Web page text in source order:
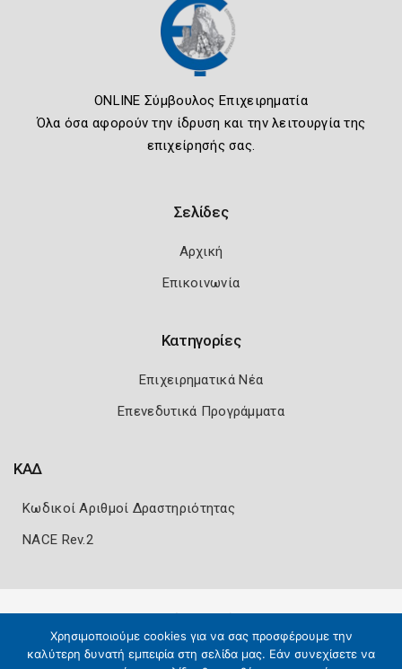
ONLINE Σύμβουλος Επιχειρηματία
Όλα όσα αφορούν την ίδρυση και την λειτουργία της
επιχείρησής σας.
Σελίδες
Αρχική
Επικοινωνία
Κατηγορίες
Επιχειρηματικά Νέα
Επενεδυτικά Προγράμματα
ΚΑΔ
Κωδικοί Αριθμοί Δραστηριότητας
NACE Rev.2
Χρησιμοποιούμε cookies για να σας προσφέρουμε την
καλύτερη δυνατή εμπειρία στη σελίδα μας. Εάν συνεχίσετε να
Copyright 2026 Knowledge A.E.